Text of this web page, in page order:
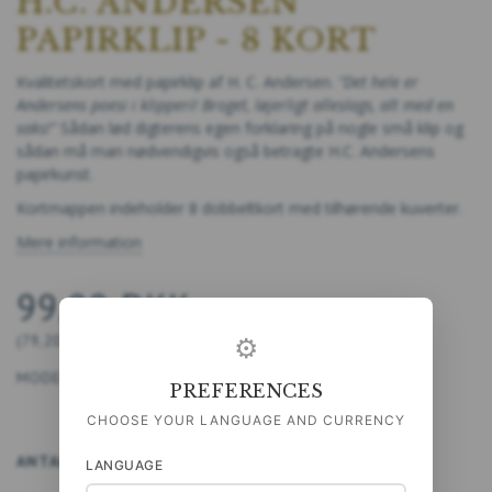
PAPIRKLIP - 8 KORT
Kvalitetskort med papirklip af H. C. Andersen.
"Det hele er
Andersens poesi i klipperi! Broget, løjerligt alleslags, alt med en
saks!"
Sådan lød digterens egen forklaring på nogle små klip og
sådan må man nødvendigvis også betragte H.C. Andersens
papirkunst.
Kortmappen indeholder 8 dobbeltkort med tilhørende kuverter.
Mere information
99,00 DKK
MODEL/VARENR.:
ANTAL
⚙
PREFERENCES
CHOOSE YOUR LANGUAGE AND CURRENCY
LANGUAGE